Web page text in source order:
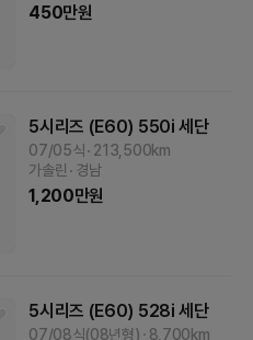
450만원
5시리즈 (E60) 550i 세단
07/05식 213,500km
가솔린
경남
1,200만원
5시리즈 (E60) 528i 세단
07/08식(08년형) 8,700km